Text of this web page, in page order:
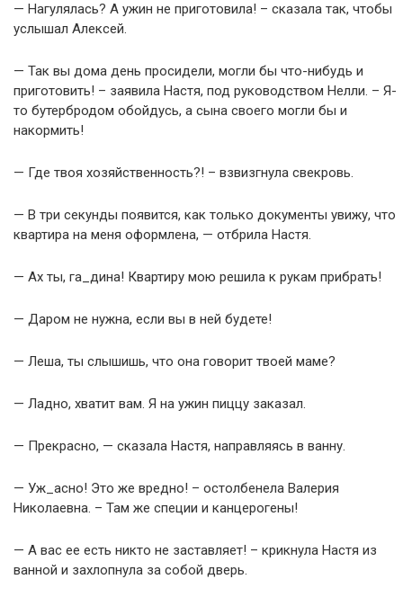
— Нагулялась? А ужин не приготовила! – сказала так, чтобы
услышал Алексей.
— Так вы дома день просидели, могли бы что-нибудь и
приготовить! – заявила Настя, под руководством Нелли. – Я-
то бутербродом обойдусь, а сына своего могли бы и
накормить!
— Где твоя хозяйственность?! – взвизгнула свекровь.
— В три секунды появится, как только документы увижу, что
квартира на меня оформлена, — отбрила Настя.
— Ах ты, га_дина! Квартиру мою решила к рукам прибрать!
— Даром не нужна, если вы в ней будете!
— Леша, ты слышишь, что она говорит твоей маме?
— Ладно, хватит вам. Я на ужин пиццу заказал.
— Прекрасно, — сказала Настя, направляясь в ванну.
— Уж_асно! Это же вредно! – остолбенела Валерия
Николаевна. – Там же специи и канцерогены!
— А вас ее есть никто не заставляет! – крикнула Настя из
ванной и захлопнула за собой дверь.